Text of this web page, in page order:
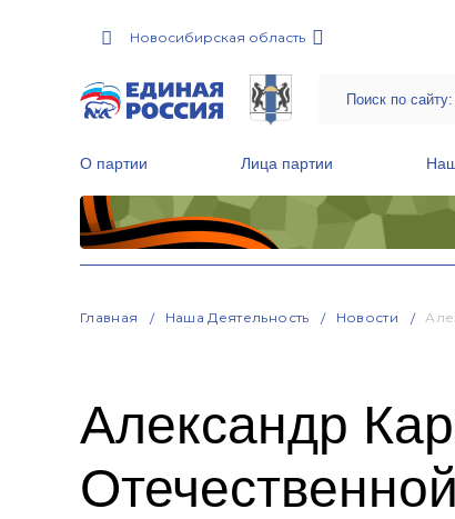
Новосибирская область
О партии Лица партии
Главная Наша Деятельность Новости
Александр